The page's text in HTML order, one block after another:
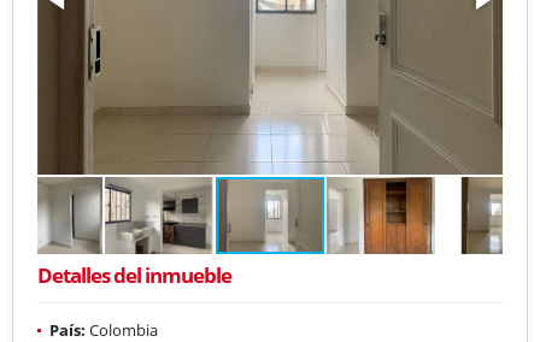
Detalles del inmueble
País: Colombia